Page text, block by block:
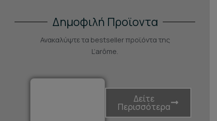
Δημοφιλή Προϊοντα
Ανακαλύψτε τα bestseller προϊόντα της
L’arôme.
Δείτε
Περισσότερα